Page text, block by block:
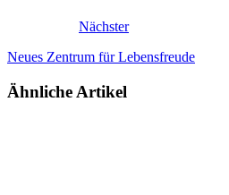
Nächster
Neues Zentrum für Lebensfreude
Ähnliche Artikel